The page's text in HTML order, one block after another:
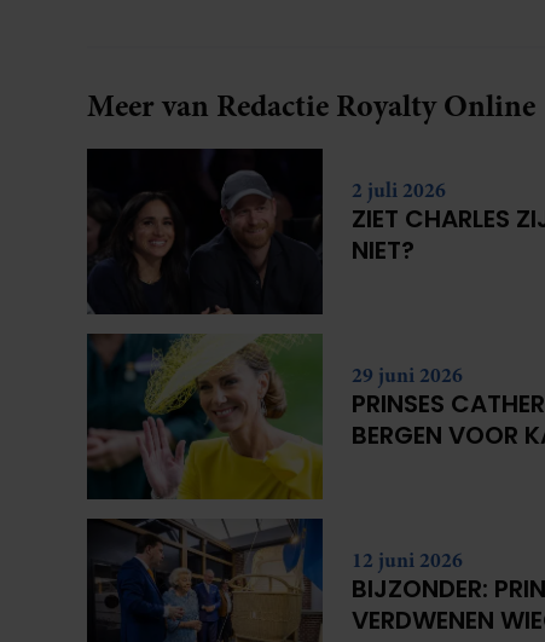
Meer van Redactie Royalty Online
2 juli 2026
ZIET CHARLES
NIET?
29 juni 2026
PRINSES
BERGEN VOOR
12 juni 2026
BIJZONDER:
VERDWENEN